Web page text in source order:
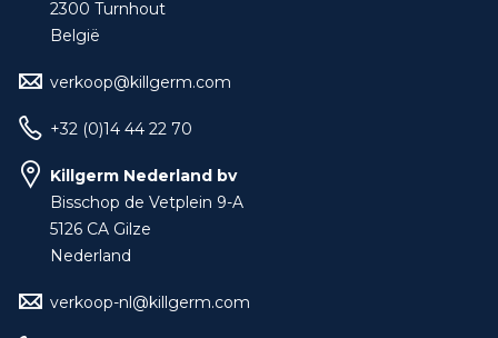
2300 Turnhout
België
verkoop@killgerm.com
+32 (0)14 44 22 70
Killgerm Nederland bv
Bisschop de Vetplein 9-A
5126 CA Gilze
Nederland
verkoop-nl@killgerm.com